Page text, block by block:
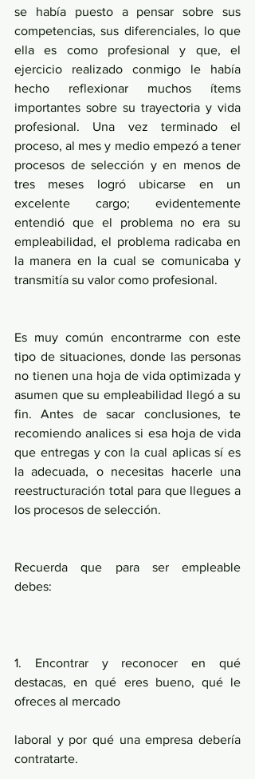
se había puesto a pensar sobre sus
competencias, sus diferenciales, lo que
ella es como profesional y que, el
ejercicio realizado conmigo le había
hecho reflexionar muchos ítems
importantes sobre su trayectoria y vida
profesional. Una vez terminado el
proceso, al mes y medio empezó a tener
procesos de selección y en menos de
tres meses logró ubicarse en un
excelente cargo; evidentemente
entendió que el problema no era su
empleabilidad, el problema radicaba en
la manera en la cual se comunicaba y
transmitía su valor como profesional.
Es muy común encontrarme con este
tipo de situaciones, donde las personas
no tienen una hoja de vida optimizada y
asumen que su empleabilidad llegó a su
fin. Antes de sacar conclusiones, te
recomiendo analices si esa hoja de vida
que entregas y con la cual aplicas sí es
la adecuada, o necesitas hacerle una
reestructuración total para que llegues a
los procesos de selección.
Recuerda que para ser empleable
debes:
1. Encontrar y reconocer en qué
destacas, en qué eres bueno, qué le
ofreces al mercado
laboral y por qué una empresa debería
contratarte.